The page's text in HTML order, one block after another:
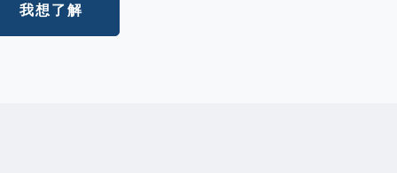
我想了解